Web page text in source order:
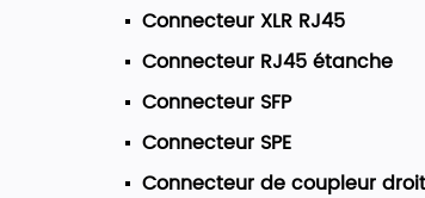
Connecteur XLR RJ45
Connecteur RJ45 étanche
Connecteur SFP
Connecteur SPE
Connecteur de coupleur